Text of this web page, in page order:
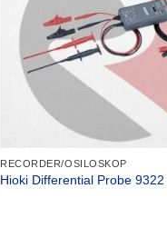
RECORDER/OSILOSKOP
Hioki Differential Probe 9322